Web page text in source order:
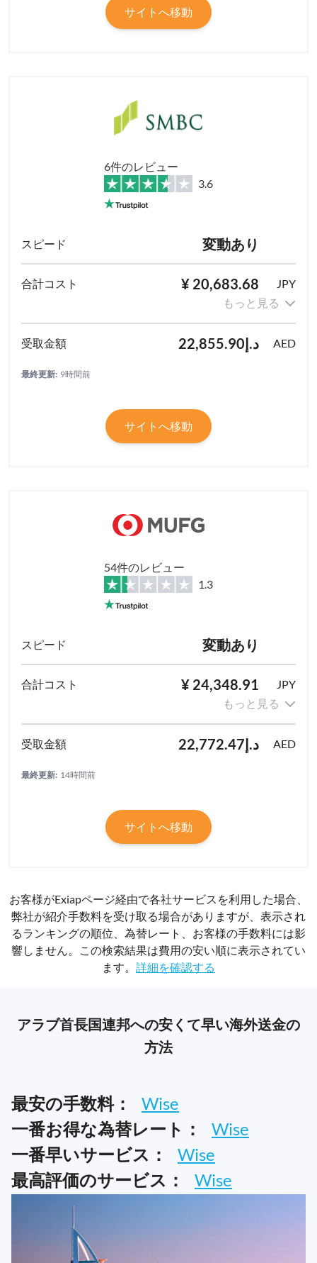
サイトへ移動
6件のレビュー
3.6
変動あり
¥ 20,683.68
JPY
もっと見る
د.إ22,855.90 AED
最終更新: 9時間前
サイトへ移動
54件のレビュー
1.3
変動あり
¥ 24,348.91
JPY
もっと見る
د.إ22,772.47 AED
最終更新: 14時間前
サイトへ移動
お客様がExiapページ経由で各社サービスを利用した場合、
弊社が紹介手数料を受け取る場合がありますが、表示され
るランキングの順位、為替レート、お客様の手数料には影
響しません。この検索結果は費用の安い順に表示されてい
ます。 詳細を確認する
アラブ首長国連邦への安くて早い海外送金の
方法
最安の手数料：
Wise
一番お得な為替レート：
Wise
一番早いサービス：
Wise
最高評価のサービス：
Wise